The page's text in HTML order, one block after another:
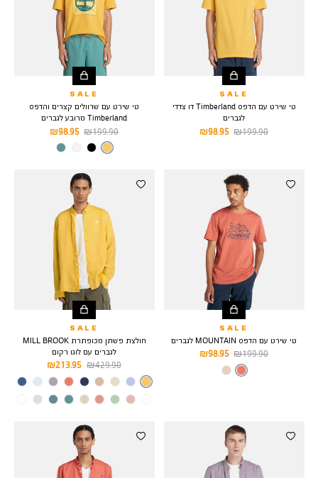
SALE
טי שירט עם הדפס Timberland דו צדדי
לגברים
מחיר
98.95 ₪
מחיר
199.90 ₪
SALE
טי שירט עם שרוולים קצרים והדפס
Timberland מרובע לגברים
מחיר
מוצר
98.95 ₪
מחיר
רגיל
199.90 ₪
MIMOSA
SALE
טי שירט עם הדפס MOUNTAIN לגברים
מחיר
מוצר
98.95 ₪
מחיר
199.90 ₪
צבע
SIENNA-
SALE
חולצת פשתן מכופתרת MILL BROOK
לגברים עם לוגו רקום
מחיר
מוצר
213.95 ₪
מחיר
רגיל
429.90 ₪
צבע
MIMOSA